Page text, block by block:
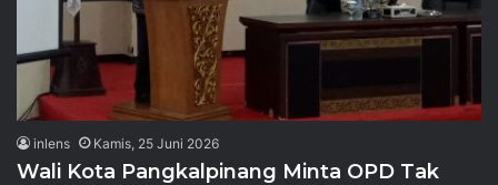
inlens Kamis, 25 Juni 2026
Wali Kota Pangkalpinang Minta OPD Tak